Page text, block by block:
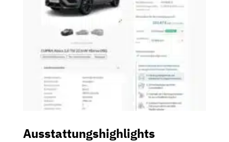
Ausstattungshighlights